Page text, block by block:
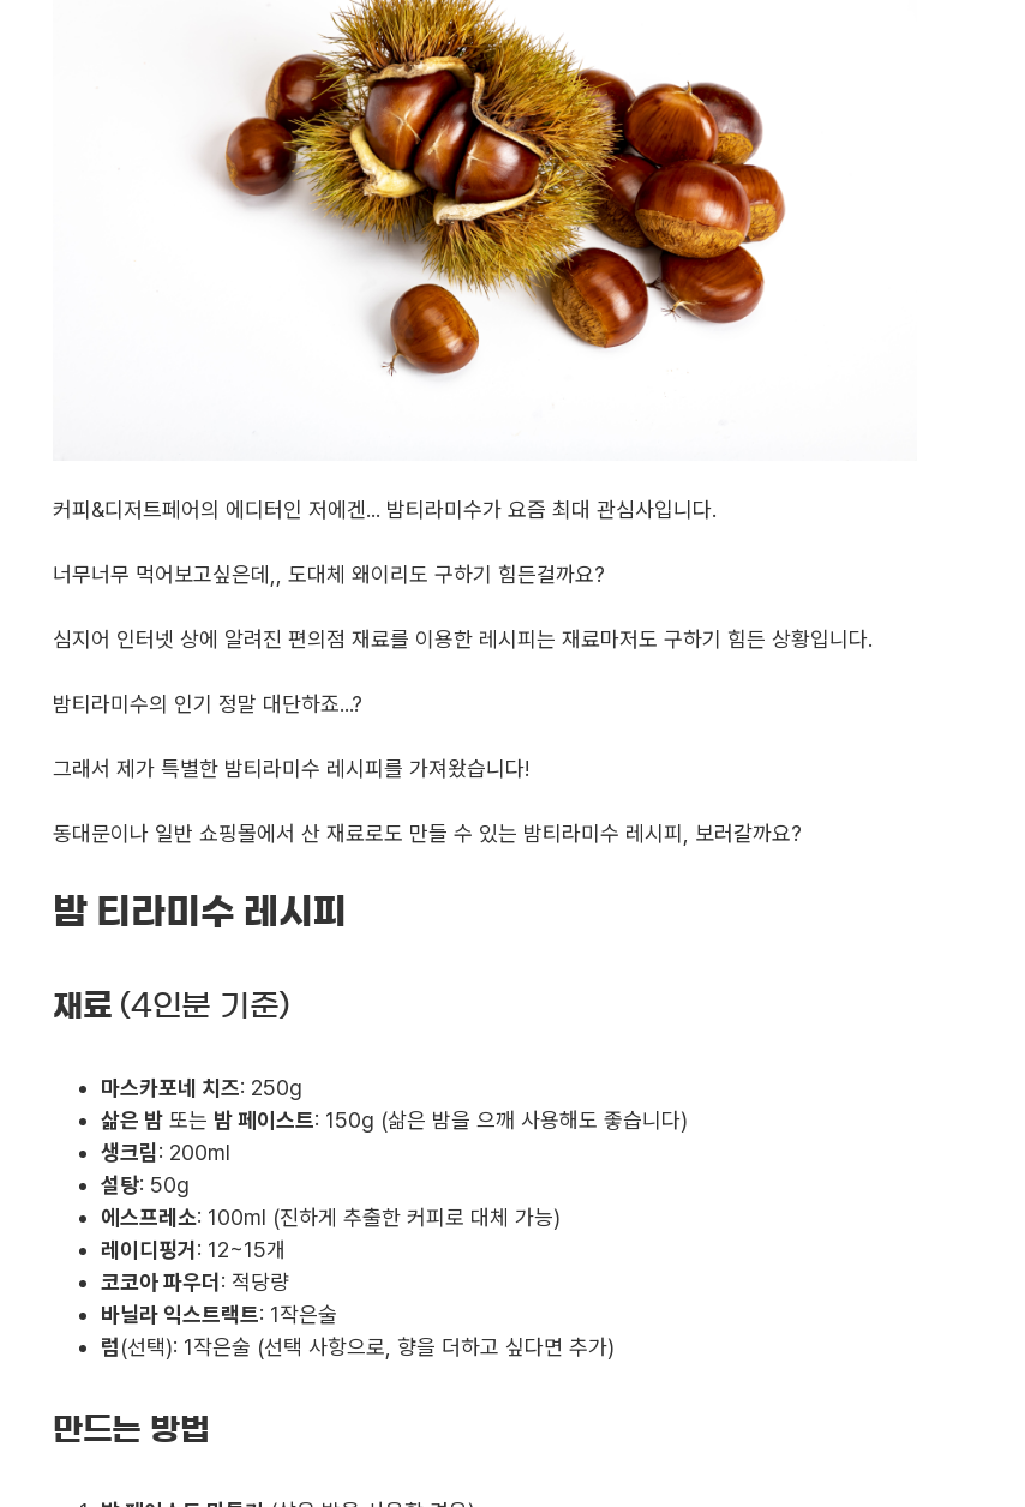
커피&디저트페어의 에디터인 저에겐... 밤티라미수가 요즘 최대 관심사입니다.
너무너무 먹어보고싶은데,, 도대체 왜이리도 구하기 힘든걸까요?
심지어 인터넷 상에 알려진 편의점 재료를 이용한 레시피는 재료마저도 구하기 힘든 상황입니다.
밤티라미수의 인기 정말 대단하죠...?
그래서 제가 특별한 밤티라미수 레시피를 가져왔습니다!
동대문이나 일반 쇼핑몰에서 산 재료로도 만들 수 있는 밤티라미수 레시피, 보러갈까요?
밤 티라미수 레시피
재료 (4인분 기준)
마스카포네 치즈: 250g
삶은 밤 또는 밤 페이스트: 150g (삶은 밤을 으깨 사용해도 좋습니다)
생크림: 200ml
설탕: 50g
에스프레소: 100ml (진하게 추출한 커피로 대체 가능)
레이디핑거 : 12~15개
코코아 파우더 : 적당량
바닐라 익스트랙트: 1작은술
럼(선택): 1작은술 (선택 사항으로, 향을 더하고 싶다면 추가)
만드는 방법